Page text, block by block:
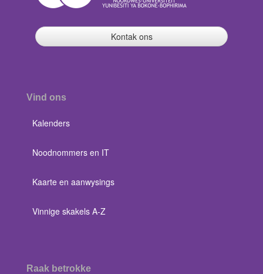
Kontak ons
Vind ons
Kalenders
Noodnommers en IT
Kaarte en aanwysings
Vinnige skakels A-Z
Raak betrokke